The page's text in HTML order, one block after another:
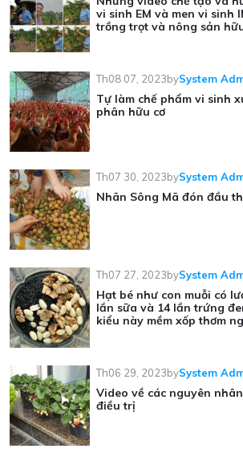
vi sinh EM và men vi sinh
trồng trọt và nông sản
Th08 07, 2023bySystem
Tự làm chế phẩm vi sinh
phân hữu cơ
Th07 30, 2023bySystem
Nhãn Sông Mã đón đầu
Th07 27, 2023bySystem
Hạt bé như con muỗi có
lần sữa và 14 lần trứng
kiểu này mềm xốp thơm
Th06 29, 2023bySystem
Video về các nguyên
điều trị